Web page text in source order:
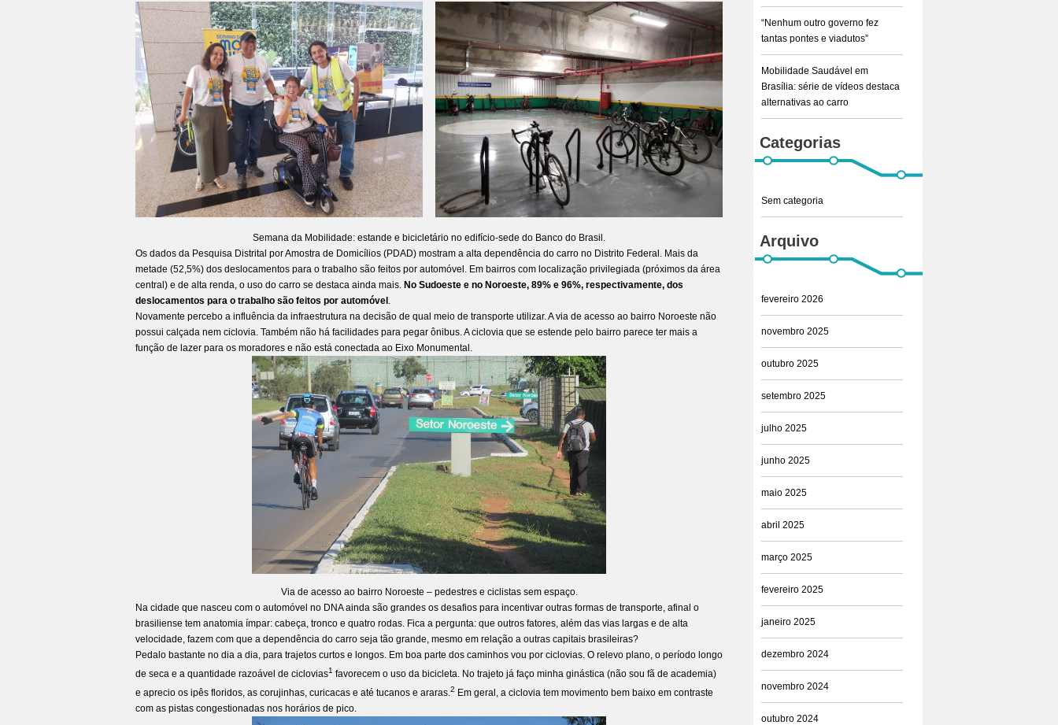
Semana da Mobilidade: estande e bicicletário no edifício-sede do Banco do Brasil.
Os dados da Pesquisa Distrital por Amostra de Domicílios (PDAD) mostram a alta dependência do carro no Distrito Federal. Mais da
metade (52,5%) dos deslocamentos para o trabalho são feitos por automóvel. Em bairros com localização privilegiada (próximos da área
central) e de alta renda, o uso do carro se destaca ainda mais. No Sudoeste e no Noroeste, 89% e 96%, respectivamente, dos
deslocamentos para o trabalho são feitos por automóvel
Novamente percebo a influência da infraestrutura na decisão de qual meio de transporte utilizar. A via de acesso ao bairro Noroeste não
possui calçada nem ciclovia. Também não há facilidades para pegar ônibus. A ciclovia que se estende pelo bairro parece ter mais a
função de lazer para os moradores e não está conectada ao Eixo Monumental.
Via de acesso ao bairro Noroeste – pedestres e ciclistas sem espaço.
Na cidade que nasceu com o automóvel no DNA ainda são grandes os desafios para incentivar outras formas de transporte, afinal o
brasiliense tem anatomia ímpar: cabeça, tronco e quatro rodas. Fica a pergunta: que outros fatores, além das vias largas e de alta
velocidade, fazem com que a dependência do carro seja tão grande, mesmo em relação a outras capitais brasileiras?
Pedalo bastante no dia a dia, para trajetos curtos e longos. Em boa parte dos caminhos vou por ciclovias. O relevo plano, o período longo
de seca e a quantidade razoável de ciclovias1 favorecem o uso da bicicleta. No trajeto já faço minha ginástica (não sou fã de academia)
e aprecio os ipês floridos, as corujinhas, curicacas e até tucanos e araras. 2 Em geral, a ciclovia tem movimento bem baixo em contraste
com as pistas congestionadas nos horários de pico.
“Nenhum outro governo fez
tantas pontes e viadutos”
Mobilidade Saudável em
Brasília: série de vídeos destaca
alternativas ao carro
Categorias
Sem categoria
Arquivo
fevereiro 2026
novembro 2025
outubro 2025
setembro 2025
julho 2025
junho 2025
maio 2025
abril 2025
março 2025
fevereiro 2025
janeiro 2025
dezembro 2024
novembro 2024
outubro 2024